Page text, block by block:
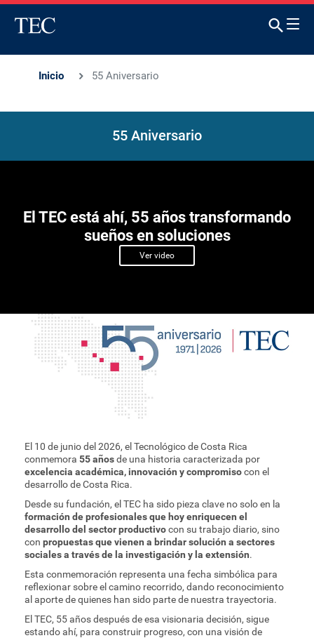
Inicio 55 Aniversario
55 Aniversario
El TEC está ahí, 55 años transformando
sueños en soluciones
Ver video
El 10 de junio del 2026, el Tecnológico de Costa Rica
conmemora 55 añosde una historia caracterizada por
excelencia académica, innovación y compromisocon el
desarrollo de Costa Rica.
Desde su fundación, el TEC ha sido pieza clave no solo en la
formación de profesionales que hoy enriquecen el
desarrollo del sector productivocon su trabajo diario, sino
con propuestas que vienen a brindar solución a sectores
sociales a través de la investigación y la extensión.
Esta conmemoración representa una fecha simbólica para
reflexionar sobre el camino recorrido, dando reconocimiento
al aporte de quienes han sido parte de nuestra trayectoria.
El TEC, 55 años después de esa visionaria decisión, sigue
estando ahí, para construir progreso, con una visión de